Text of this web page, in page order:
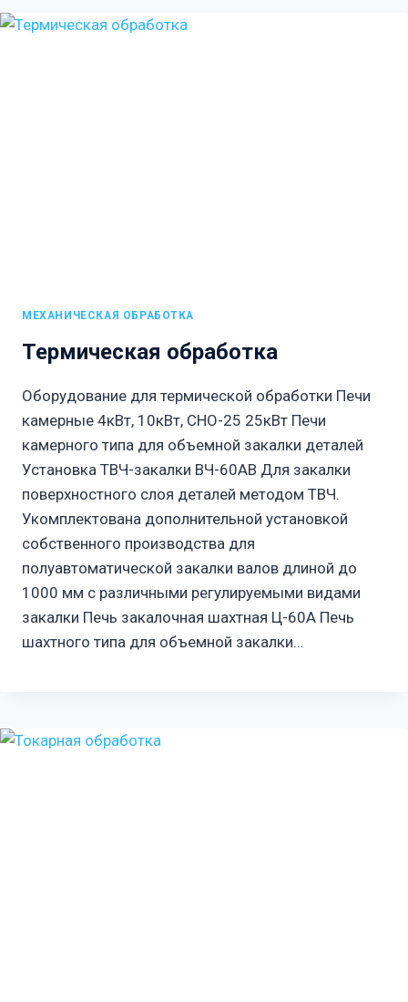
МЕХАНИЧЕСКАЯ ОБРАБОТКА
Термическая обработка
Оборудование для термической обработки Печи
камерные 4кВт, 10кВт, СНО-25 25кВт Печи
камерного типа для объемной закалки деталей
Установка ТВЧ-закалки ВЧ-60АВ Для закалки
поверхностного слоя деталей методом ТВЧ.
Укомплектована дополнительной установкой
собственного производства для
полуавтоматической закалки валов длиной до
1000 мм с различными регулируемыми видами
закалки Печь закалочная шахтная Ц-60А Печь
шахтного типа для объемной закалки…